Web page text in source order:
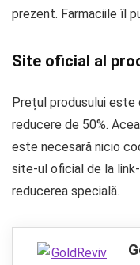
prezent. Farmaciile îl
Site oficial al
Prețul produsului este
reducere de 50%.
este necesară nicio
site-ul oficial de la
reducerea specială.